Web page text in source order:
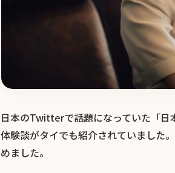
日本のTwitterで話題になっていた「日
体験談がタイでも紹介されていました
めました。